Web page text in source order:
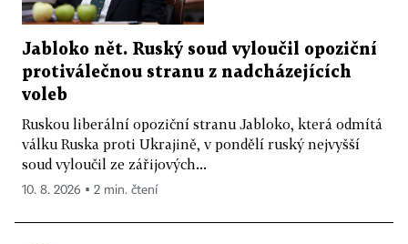
Jabloko nět. Ruský soud vyloučil opoziční
protiválečnou stranu z nadcházejících
voleb
Ruskou liberální opoziční stranu Jabloko, která odmítá
válku Ruska proti Ukrajině, v pondělí ruský nejvyšší
soud vyloučil ze zářijových...
10. 8. 2026 ▪ 2 min. čtení